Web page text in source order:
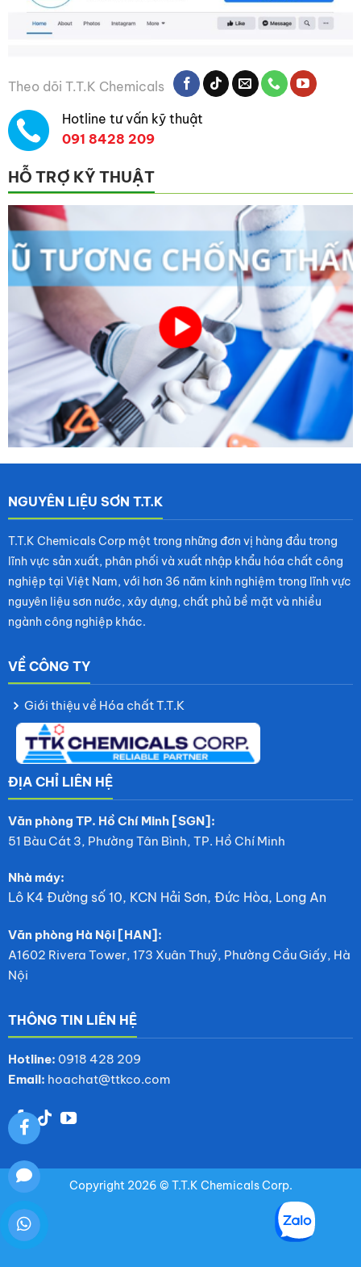
Theo dõi T.T.K Chemicals
Hotline tư vấn kỹ thuật
091 8428 209
HỖ TRỢ KỸ THUẬT
NGUYÊN LIỆU SƠN T.T.K
T.T.K Chemicals Corp một trong những đơn vị hàng đầu trong
lĩnh vực sản xuất, phân phối và xuất nhập khẩu hóa chất công
nghiệp tại Việt Nam, với hơn 36 năm kinh nghiệm trong lĩnh vực
nguyên liệu sơn nước, xây dựng, chất phủ bề mặt và nhiều
ngành công nghiệp khác.
VỀ CÔNG TY
Giới thiệu về Hóa chất T.T.K
ĐỊA CHỈ LIÊN HỆ
Văn phòng TP. Hồ Chí Minh [SGN]:
51 Bàu Cát 3, Phường Tân Bình, TP. Hồ Chí Minh
Nhà máy:
Lô K4 Đường số 10, KCN Hải Sơn, Đức Hòa, Long An
Văn phòng Hà Nội [HAN]:
A1602 Rivera Tower, 173 Xuân Thuỷ, Phường Cầu Giấy, Hà
Nội
THÔNG TIN LIÊN HỆ
Hotline: 0918 428 209
Email: hoachat@ttkco.com
Copyright 2026 © T.T.K Chemicals Corp.